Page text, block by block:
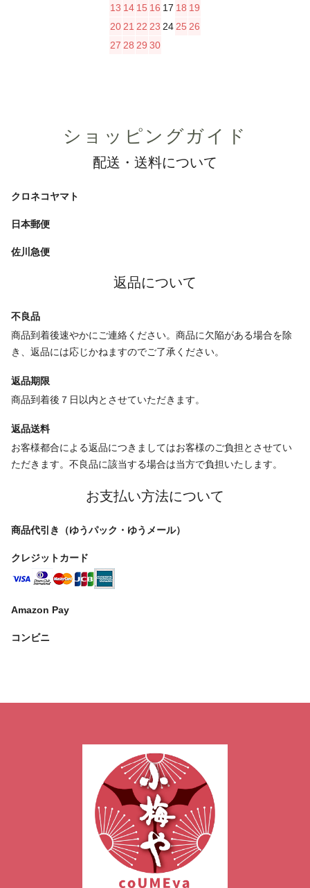
13 14 15 16 17 18 19
20 21 22 23 24 25 26
27 28 29 30
ショッピングガイド
配送・送料について
クロネコヤマト
日本郵便
佐川急便
返品について
不良品
商品到着後速やかにご連絡ください。商品に欠陥がある場合を除
き、返品には応じかねますのでご了承ください。
返品期限
商品到着後７日以内とさせていただきます。
返品送料
お客様都合による返品につきましてはお客様のご負担とさせてい
ただきます。不良品に該当する場合は当方で負担いたします。
お支払い方法について
商品代引き（ゆうパック・ゆうメール）
クレジットカード
Amazon Pay
コンビニ